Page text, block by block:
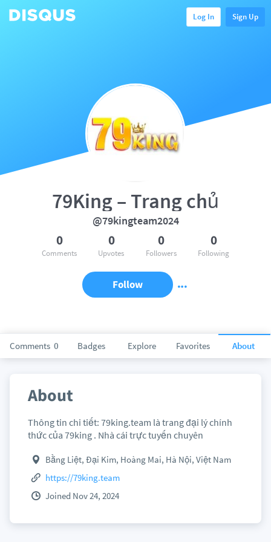
Log In Sign Up
Comments 0 Badges Explore Favorites About
79King – Trang chủ
@79kingteam2024
0
Comments
0
Upvotes
0
Followers
0
Following
Follow
About
Thông tin chi tiết: 79king.team là trang đại lý chính
thức của 79king . Nhà cái trực tuyến chuyên
Bằng Liệt, Đại Kim, Hoàng Mai, Hà Nội, Việt Nam
https://79king.team
Joined Nov 24, 2024